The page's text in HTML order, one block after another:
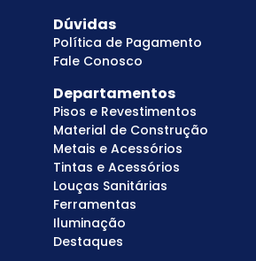
Dúvidas
Política de Pagamento
Fale Conosco
Departamentos
Pisos e Revestimentos
Material de Construção
Metais e Acessórios
Tintas e Acessórios
Louças Sanitárias
Ferramentas
Iluminação
Destaques